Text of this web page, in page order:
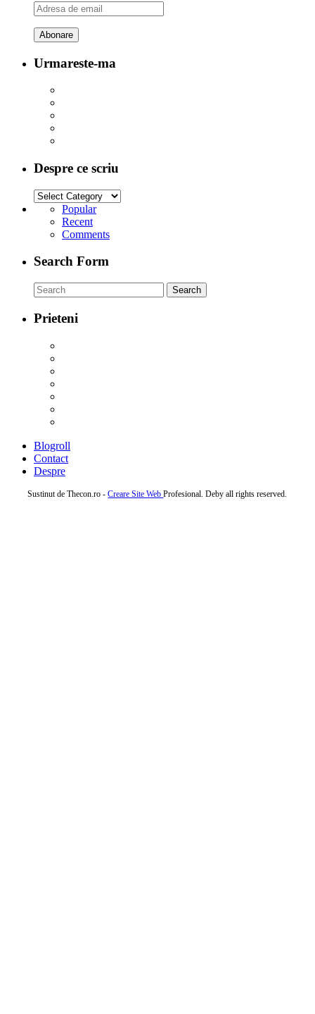
Adresa
de
email
Urmareste-ma
Despre ce scriu
Popular
Recent
Comments
Search Form
Prieteni
Blogroll
Contact
Despre
Sustinut de Thecon.ro -Creare Site WebProfesional. Deby all rights reserved.